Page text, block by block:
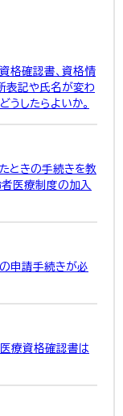
格確認書、資格情
表記や氏名が変わ
うしたらよいか。
ときの手続きを教
者医療制度の加入
申請手続きが必
療資格確認書は